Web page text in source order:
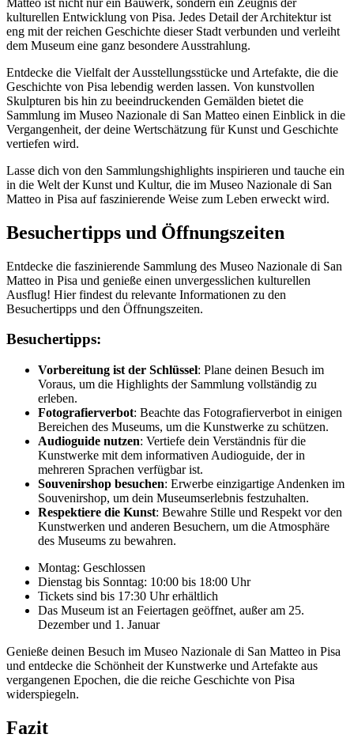
kulturellen Entwicklung von Pisa. Jedes Detail der Architektur ist
eng mit der reichen Geschichte dieser Stadt verbunden und verleiht
dem Museum eine ganz besondere Ausstrahlung.
Entdecke die Vielfalt der Ausstellungsstücke und Artefakte, die die
Geschichte von Pisa lebendig werden lassen. Von kunstvollen
Skulpturen bis hin zu beeindruckenden Gemälden bietet die
Sammlung im Museo Nazionale di San Matteo einen Einblick in die
Vergangenheit, der deine Wertschätzung für Kunst und Geschichte
vertiefen wird.
Lasse dich von den Sammlungshighlights inspirieren und tauche ein
in die Welt der Kunst und Kultur, die im Museo Nazionale di San
Matteo in Pisa auf faszinierende Weise zum Leben erweckt wird.
Besuchertipps und Öffnungszeiten
Entdecke die faszinierende Sammlung des Museo Nazionale di San
Matteo in Pisa und genieße einen unvergesslichen kulturellen
Ausflug! Hier findest du relevante Informationen zu den
Besuchertipps und den Öffnungszeiten.
Besuchertipps:
Vorbereitung ist der Schlüssel: Plane deinen Besuch im
Voraus, um die Highlights der Sammlung vollständig zu
erleben.
Fotografierverbot: Beachte das Fotografierverbot in einigen
Bereichen des Museums, um die Kunstwerke zu schützen.
Audioguide nutzen: Vertiefe dein Verständnis für die
Kunstwerke mit dem informativen Audioguide, der in
mehreren Sprachen verfügbar ist.
Souvenirshop besuchen: Erwerbe einzigartige Andenken im
Souvenirshop, um dein Museumserlebnis festzuhalten.
Respektiere die Kunst: Bewahre Stille und Respekt vor den
Kunstwerken und anderen Besuchern, um die Atmosphäre
des Museums zu bewahren.
Montag: Geschlossen
Dienstag bis Sonntag: 10:00 bis 18:00 Uhr
Tickets sind bis 17:30 Uhr erhältlich
Das Museum ist an Feiertagen geöffnet, außer am 25.
Dezember und 1. Januar
Genieße deinen Besuch im Museo Nazionale di San Matteo in Pisa
und entdecke die Schönheit der Kunstwerke und Artefakte aus
vergangenen Epochen, die die reiche Geschichte von Pisa
widerspiegeln.
Fazit